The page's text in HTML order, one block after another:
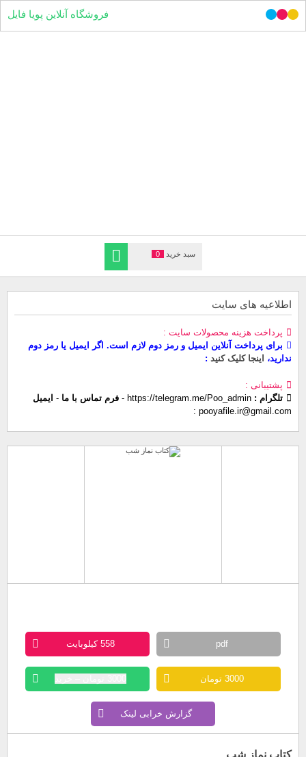
سبد خرید 0
فروشگاه آنلاین پویا فایل
اطلاعیه های سایت
پرداخت هزینه محصولات سایت
برای پرداخت آنلاین ایمیل و رمز دوم لازم است. اگر ایمیل یا رمز دوم
ندارید،
اینجا کلیک کنید
پشتیبانی
تلگرام : https://telegram.me/Poo_admin
- فرم تماس با ما - ایمیل
pooyafile.ir@gmail.com
pdf 558 کیلوبایت
3000 تومان
گزارش خرابی لینک
کتاب نماز شب